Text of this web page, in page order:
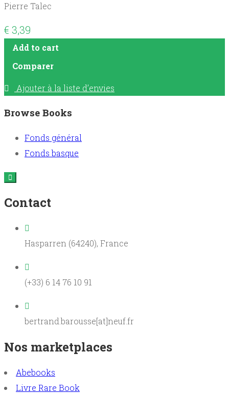
Pierre Talec
€ 3,39
Add to cart
Comparer
Ajouter à la liste d’envies
Browse Books
Fonds général
Fonds basque
Contact
Hasparren (64240), France
(+33) 6 14 76 10 91
bertrand.barousse[at]neuf.fr
Nos marketplaces
Abebooks
Livre Rare Book